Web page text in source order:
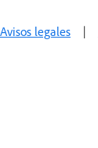
Avisos legales |